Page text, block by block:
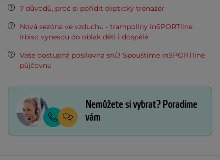
7 důvodů, proč si pořídit eliptický trenažér
Nová sezóna ve vzduchu - trampolíny inSPORTline
Irbiso vynesou do oblak děti i dospělé
Vaše dostupná posilovna snů! Spouštíme inSPORTline
půjčovnu
Nemůžete si vybrat? Poradíme
vám